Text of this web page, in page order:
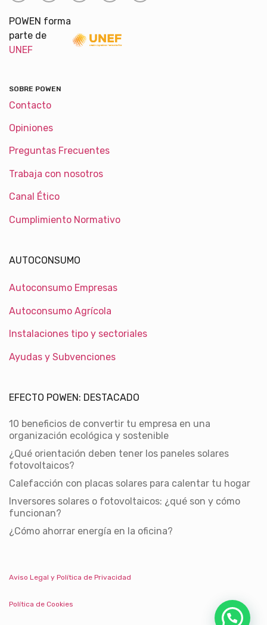
POWEN forma
parte de
UNEF
SOBRE POWEN
Contacto
Opiniones
Preguntas Frecuentes
Trabaja con nosotros
Canal Ético
Cumplimiento Normativo
AUTOCONSUMO
Autoconsumo Empresas
Autoconsumo Agrícola
Instalaciones tipo y sectoriales
Ayudas y Subvenciones
EFECTO POWEN: DESTACADO
10 beneficios de convertir tu empresa en una
organización ecológica y sostenible
¿Qué orientación deben tener los paneles solares
fotovoltaicos?
Calefacción con placas solares para calentar tu hogar
Inversores solares o fotovoltaicos: ¿qué son y cómo
funcionan?
¿Cómo ahorrar energía en la oficina?
Aviso Legal y Política de Privacidad
Política de Cookies